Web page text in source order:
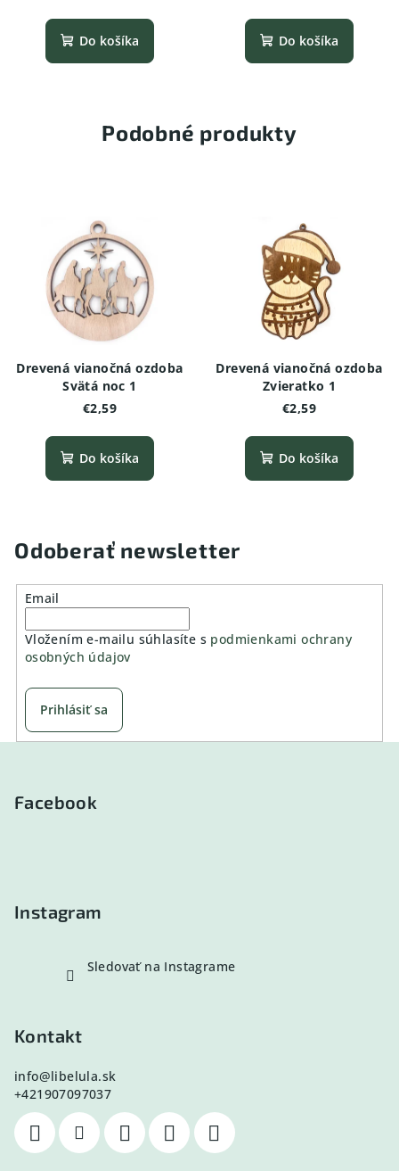
Do košíka Do košíka
Podobné produkty
Drevená vianočná ozdoba
Svätá noc 1
€2,59
Do košíka
Drevená vianočná ozdoba
Zvieratko 1
€2,59
Do košíka
Odoberať newsletter
Email
Vložením e-mailu súhlasíte s podmienkami ochrany
osobných údajov
Prihlásiť sa
Facebook
Instagram
Sledovať na Instagrame
Kontakt
info@libelula.sk
+421907097037